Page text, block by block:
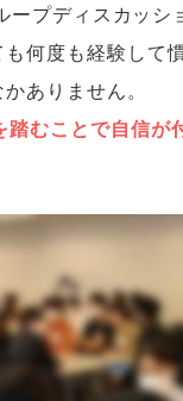
ープディスカッシ
何度も経験して
ありません。
踏むことで自信が